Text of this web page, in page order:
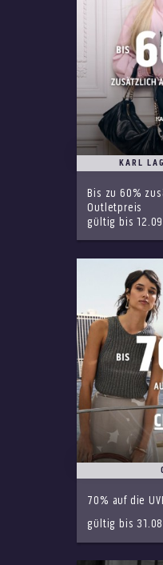
KARL
Bis zu 60%
Outletpreis
gültig bis
70% auf die
gültig bis